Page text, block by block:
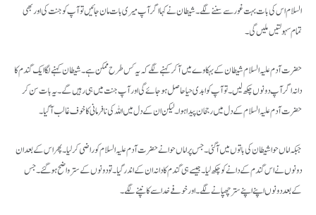
السلام اس کی بات بہت غور سے سننے لگے۔ شیطان نے کہا اگر آپ میری بات مان جائیں تو آپ کو جنت کی اور بھی
تمام سہولتیں ملیں گی۔
حضرت آدم علیہ السلام شیطان کے بہکاوے میں آ کر کہنے لگے کہ یہ کس طرح ممکن ہے۔ شیطان کہنے لگا ایک گندم کا
دانہ اگر آپ دونوں چکھ لیں۔ تو آپ کو ابدی حیا حاصل ہو جائے گی اور آپ جنت میں ہی رہیں گے۔ یہ بات سن کر
حضرت آدم علیہ السلام کے دل میں رجحان پیدا ہوا۔ لیکن ان کے دل میں اللہ کی نافرمانی کا خوف غالب آ گیا۔
جبکہ اماں حوا شیطان کی باتوں میں آ گئی۔ جس پر اماں حوا نے حضرت آدم علیہ السلام کو راضی کر لیا۔ پھر اس کے بعد ان
دونوں نے اس گندم کے دانے کو چکھ لیا۔ جیسے ہی گندم کا دانہ ان کے اندر گیا۔ تو دونوں کے ستر واضح ہوگئے۔ جس
کے بعد دونوں اپنے اپنے ستر چھپانے لگے۔ اور خوفے خدا سے کانپنے لگے۔